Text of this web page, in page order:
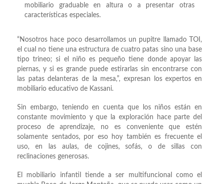
mobiliario graduable en altura o a presentar otras
características especiales.
“Nosotros hace poco desarrollamos un pupitre llamado TOI,
el cual no tiene una estructura de cuatro patas sino una base
tipo trineo; si el niño es pequeño tiene donde apoyar las
piernas, y si es grande puede estirarlas sin encontrarse con
las patas delanteras de la mesa,”, expresan los expertos en
mobiliario educativo de Kassani.
Sin embargo, teniendo en cuenta que los niños están en
constante movimiento y que la exploración hace parte del
proceso de aprendizaje, no es conveniente que estén
solamente sentados, por eso hoy también es frecuente el
uso, en las aulas, de cojines, sofás, o de sillas con
reclinaciones generosas.
El mobiliario infantil tiende a ser multifuncional como el